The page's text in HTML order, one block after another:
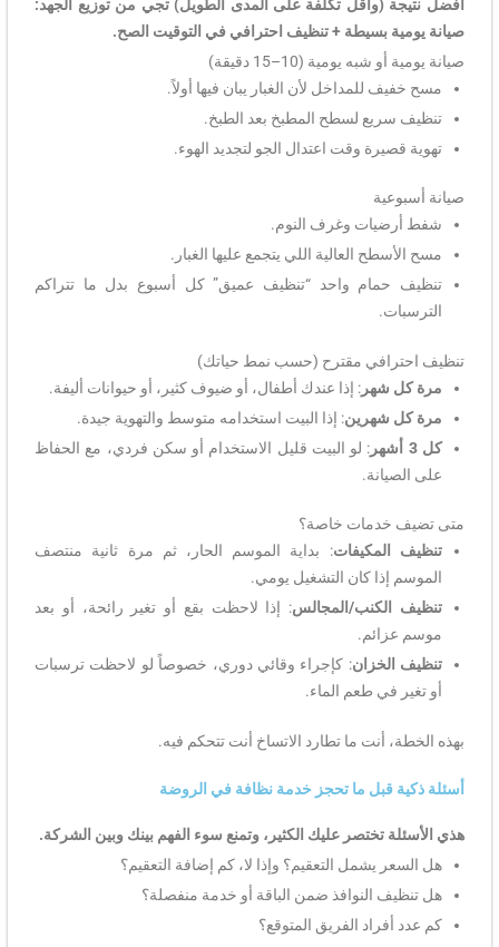
أفضل نتيجة (وأقل تكلفة على المدى الطويل) تجي من توزيع الجهد:
صيانة يومية بسيطة + تنظيف احترافي في التوقيت الصح.
صيانة يومية أو شبه يومية (10–15 دقيقة)
مسح خفيف للمداخل لأن الغبار يبان فيها أولاً.
تنظيف سريع لسطح المطبخ بعد الطبخ.
تهوية قصيرة وقت اعتدال الجو لتجديد الهوء.
صيانة أسبوعية
شفط أرضيات وغرف النوم.
مسح الأسطح العالية اللي يتجمع عليها الغبار.
تنظيف حمام واحد “تنظيف عميق” كل أسبوع بدل ما تتراكم
الترسبات.
تنظيف احترافي مقترح (حسب نمط حياتك)
مرة كل شهر: إذا عندك أطفال، أو ضيوف كثير، أو حيوانات أليفة.
مرة كل شهرين: إذا البيت استخدامه متوسط والتهوية جيدة.
كل 3 أشهر
: لو البيت قليل الاستخدام أو سكن فردي، مع الحفاظ
على الصيانة.
متى تضيف خدمات خاصة؟
تنظيف المكيفات: بداية الموسم الحار، ثم مرة ثانية منتصف
الموسم إذا كان التشغيل يومي.
تنظيف الكنب/المجالس: إذا لاحظت بقع أو تغير رائحة، أو بعد
موسم عزائم.
تنظيف الخزان: كإجراء وقائي دوري، خصوصاً لو لاحظت ترسبات
أو تغير في طعم الماء.
بهذه الخطة، أنت ما تطارد الاتساخ أنت تتحكم فيه.
أسئلة ذكية قبل ما تحجز خدمة نظافة في الروضة
هذي الأسئلة تختصر عليك الكثير، وتمنع سوء الفهم بينك وبين الشركة.
هل السعر يشمل التعقيم؟ وإذا لا، كم إضافة التعقيم؟
هل تنظيف النوافذ ضمن الباقة أو خدمة منفصلة؟
كم عدد أفراد الفريق المتوقع؟